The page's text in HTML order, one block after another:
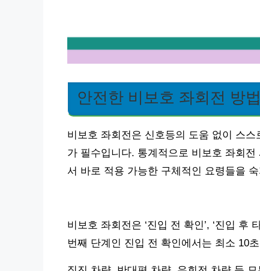
안전한 비보호 좌회전 방
비보호 좌회전은 신호등의 도움 없이 스
가 필수입니다. 통계적으로 비보호 좌회
서 바로 적용 가능한 구체적인 요령들을
비보호 좌회전은 ‘진입 전 확인’, ‘진입 후
번째 단계인 진입 전 확인에서는 최소 10